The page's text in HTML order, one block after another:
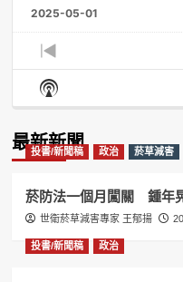
2025-05-01
Previous
Episode
Show
Podcast
最新新聞
投書/新聞稿 政治 菸草減害
菸防法一個月闖關 鍾年
世衛菸草減害專家 王郁揚
投書/新聞稿 政治